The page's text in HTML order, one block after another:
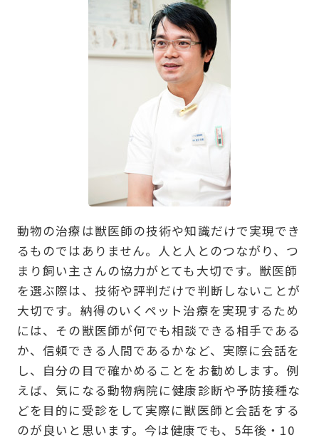
動物の治療は獣医師の技術や知識だけで実現でき
るものではありません。人と人とのつながり、つ
まり飼い主さんの協力がとても大切です。獣医師
を選ぶ際は、技術や評判だけで判断しないことが
大切です。納得のいくペット治療を実現するため
には、その獣医師が何でも相談できる相手である
か、信頼できる人間であるかなど、実際に会話を
し、自分の目で確かめることをお勧めします。例
えば、気になる動物病院に健康診断や予防接種な
どを目的に受診をして実際に獣医師と会話をする
のが良いと思います。今は健康でも、5年後・10